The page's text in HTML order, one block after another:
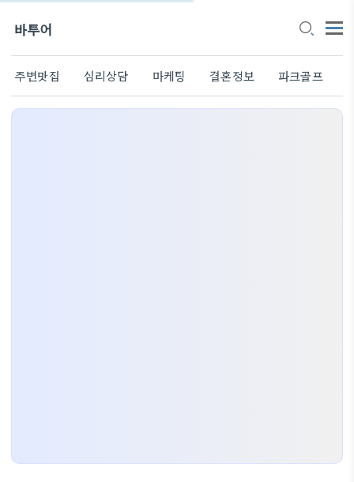
바투어
주변맛집 심리상담 마케팅 결혼정보 파크골프